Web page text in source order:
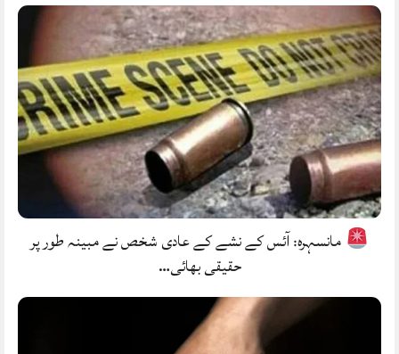
مانسہرہ: آئس کے نشے کے عادی شخص نے مبینہ طور پر
حقیقی بھائی…